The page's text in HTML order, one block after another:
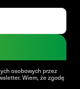
osobowych przez
Wiem, że zgodę